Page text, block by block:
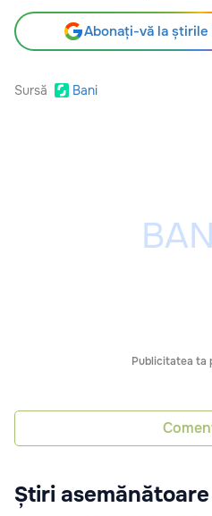
Abonați-vă la știrile
Sursă Bani
Publicitatea ta
Știri asemănătoare